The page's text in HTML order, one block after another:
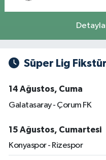
Süper Lig Fikstür
14 Ağustos, Cuma
Galatasaray - Çorum FK
15 Ağustos, Cumartesi
Konyaspor - Rizespor